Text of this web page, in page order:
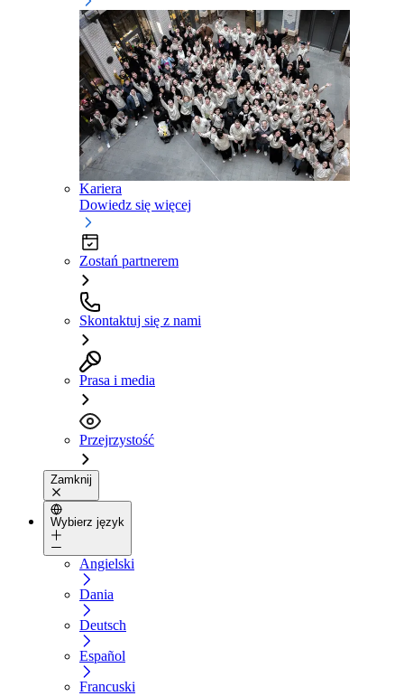
Kariera
Dowiedz się więcej
Zostań partnerem
Skontaktuj się z nami
Prasa i media
Przejrzystość
Zamknij
Wybierz język
Angielski
Dania
Deutsch
Español
Francuski